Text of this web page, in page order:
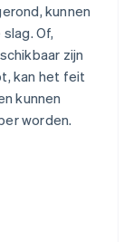
kunnen
Of,
zijn
kan het feit
kunnen
worden.